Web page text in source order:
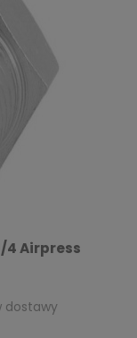
4 Airpress
dostawy